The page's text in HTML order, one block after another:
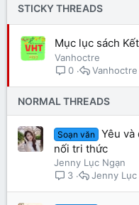
STICKY THREADS
Mục lục sách
Vanhoctre
0
Vanhoctre
NORMAL THREADS
Soạn văn
Yêu và
nối tri thức
Jenny Lục Ngạn
3
Jenny Lục